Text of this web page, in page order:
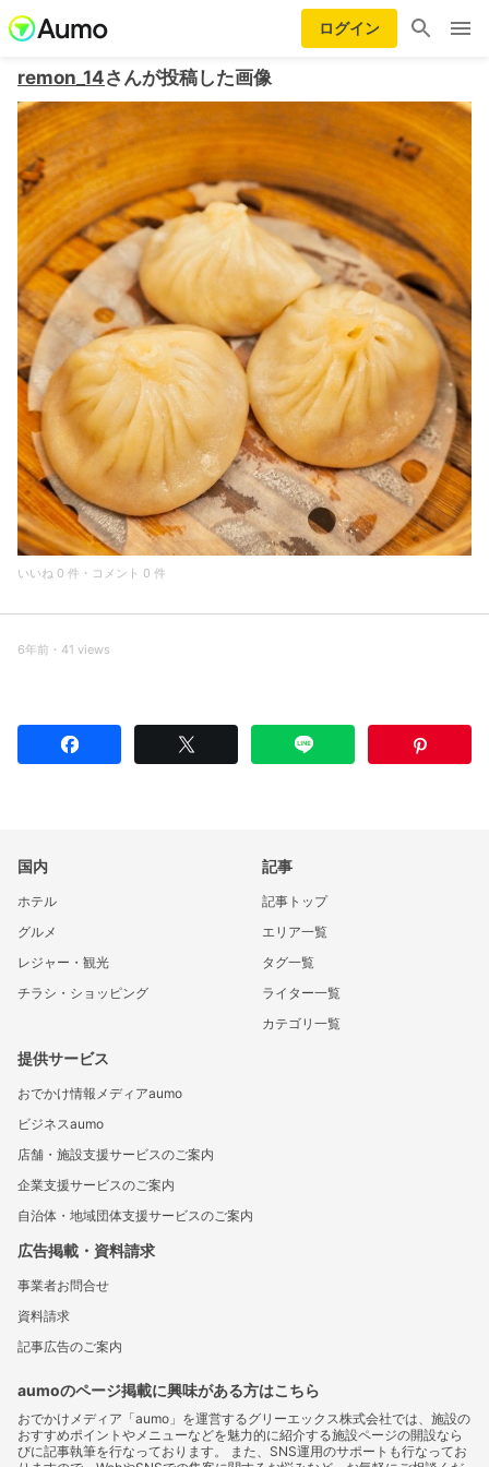
ログイン
remon_14さんが投稿した画像
いいね 0 件・コメント 0 件
6年前・41 views
国内
ホテル
グルメ
レジャー・観光
チラシ・ショッピング
記事
記事トップ
エリア一覧
タグ一覧
ライター一覧
カテゴリ一覧
提供サービス
おでかけ情報メディアaumo
ビジネスaumo
店舗・施設支援サービスのご案内
企業支援サービスのご案内
自治体・地域団体支援サービスのご案内
広告掲載・資料請求
事業者お問合せ
資料請求
記事広告のご案内
aumoのページ掲載に興味がある方はこちら
おでかけメディア「aumo」を運営するグリーエックス株式会社では、施設の
おすすめポイントやメニューなどを魅力的に紹介する施設ページの開設なら
びに記事執筆を行なっております。 また、SNS運用のサポートも行なってお